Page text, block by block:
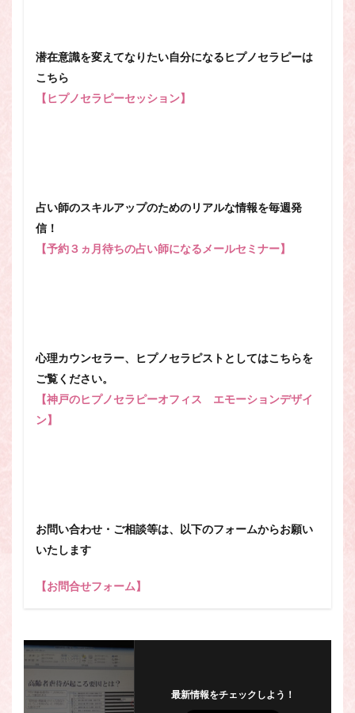
潜在意識を変えてなりたい自分になるヒプノセラピーは
こちら
【ヒプノセラピーセッション】
占い師のスキルアップのためのリアルな情報を毎週発
信！
【予約３ヵ月待ちの占い師になるメールセミナー】
心理カウンセラー、ヒプノセラピストとしてはこちらを
ご覧ください。
【神戸のヒプノセラピーオフィス エモーションデザイ
ン】
お問い合わせ・ご相談等は、以下のフォームからお願い
いたします
【お問合せフォーム】
最新情報をチェックしよう！